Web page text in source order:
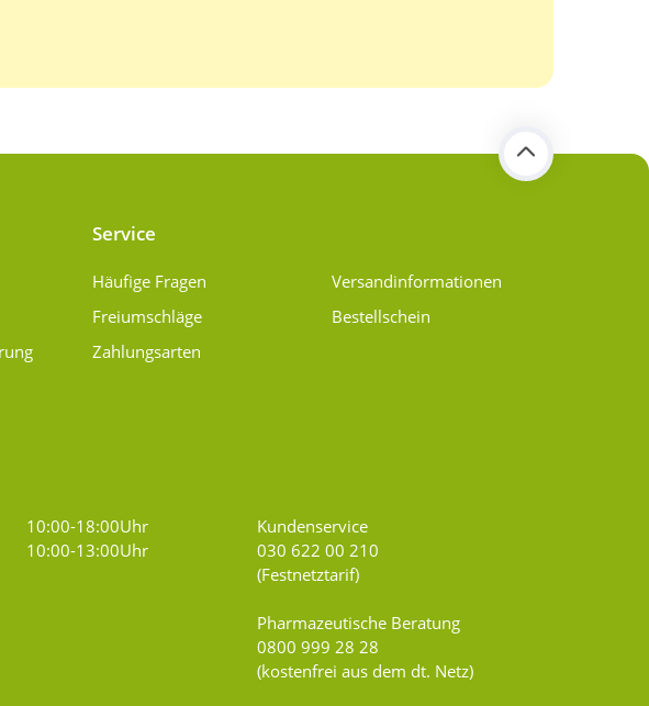
Service
Häufige Fragen
Freiumschläge
Zahlungsarten
Versand­informationen
Bestellschein
10:00-18:00Uhr
10:00-13:00Uhr
Kundenservice
030 622 00 210
(Festnetztarif)
Pharmazeutische Beratung
0800 999 28 28
(kostenfrei aus dem dt. Netz)